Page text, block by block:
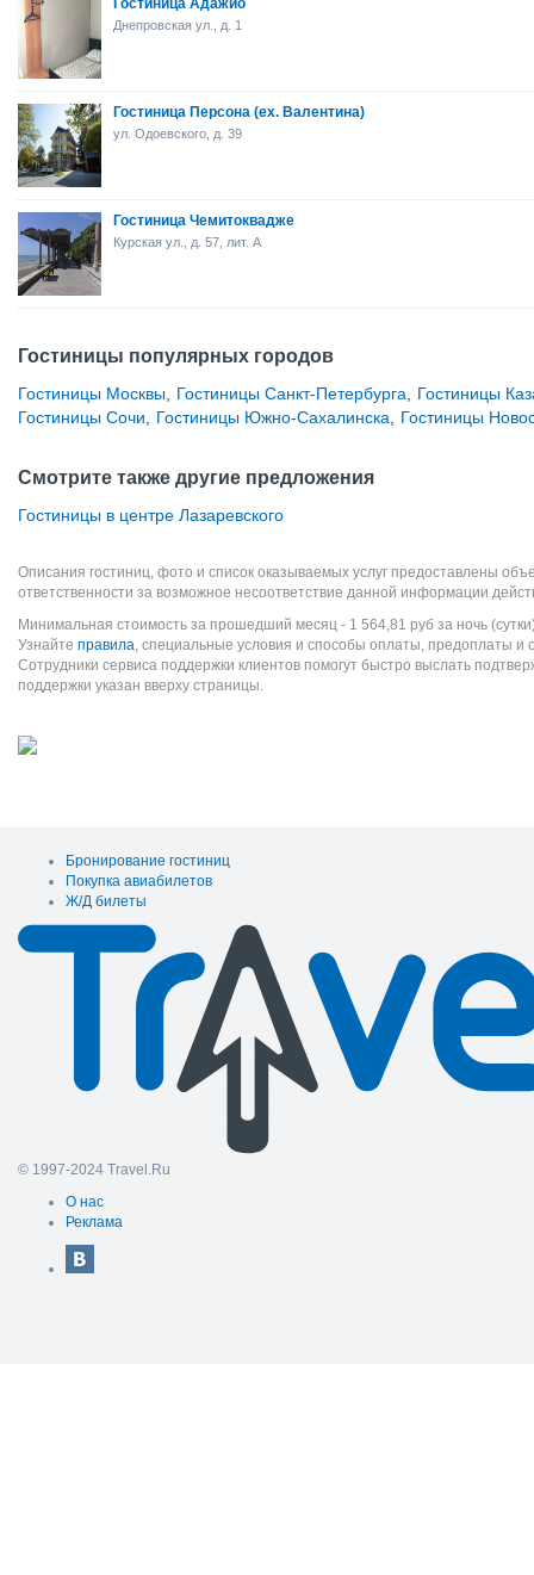
Гостиница Адажио
Днепровская ул., д. 1
Гостиница Персона (ex. Валентина)
ул. Одоевского, д. 39
Гостиница Чемитоквадже
Курская ул., д. 57, лит. А
Гостиницы популярных городов
Гостиницы Москвы Гостиницы Санкт-Петербурга
Гостиницы
Гостиницы Сочи
Гостиницы Южно-Сахалинска Гостиницы
Смотрите также другие предложения
Гостиницы в центре Лазаревского
Описания гостиниц, фото и список оказываемых услуг предоставлены
ответственности за возможное несоответствие данной информации
Минимальная стоимость за прошедший месяц - 1 564,81 руб за ночь
Узнайте правила, специальные условия и способы оплаты, предоплаты и
Сотрудники сервиса поддержки клиентов помогут быстро выслать
поддержки указан вверху страницы.
Бронирование гостиниц
Покупка авиабилетов
Ж/Д билеты
© 1997-2024 Travel.Ru
О нас
Реклама